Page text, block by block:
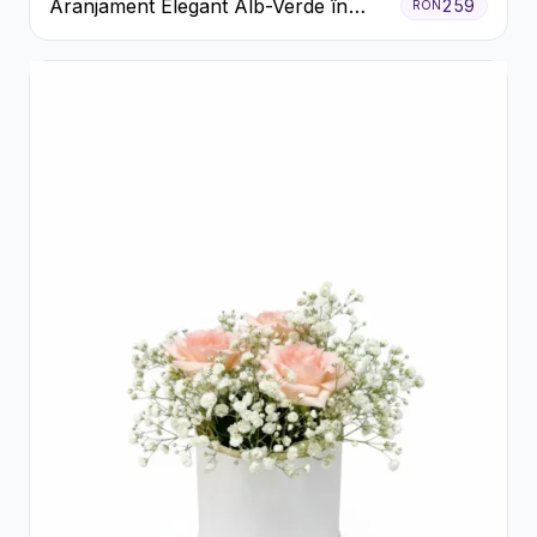
Aranjament Elegant Alb-Verde în
Cutie Gri
RON 259